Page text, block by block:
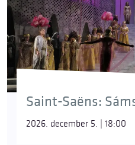
Saint-Saëns:
2026. december 5. | 18:00